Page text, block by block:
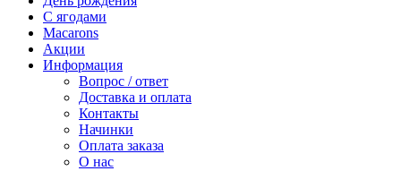
С ягодами
Macarons
Акции
Информация
Вопрос / ответ
Доставка и оплата
Контакты
Начинки
Оплата заказа
О нас